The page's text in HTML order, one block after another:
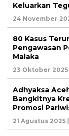
Keluarkan
24 November
80 Kasus
Pengawasan
Malaka
23 Oktober 2025
Adhyaksa
Bangkitnya
Promosi
21 Agustus 2025